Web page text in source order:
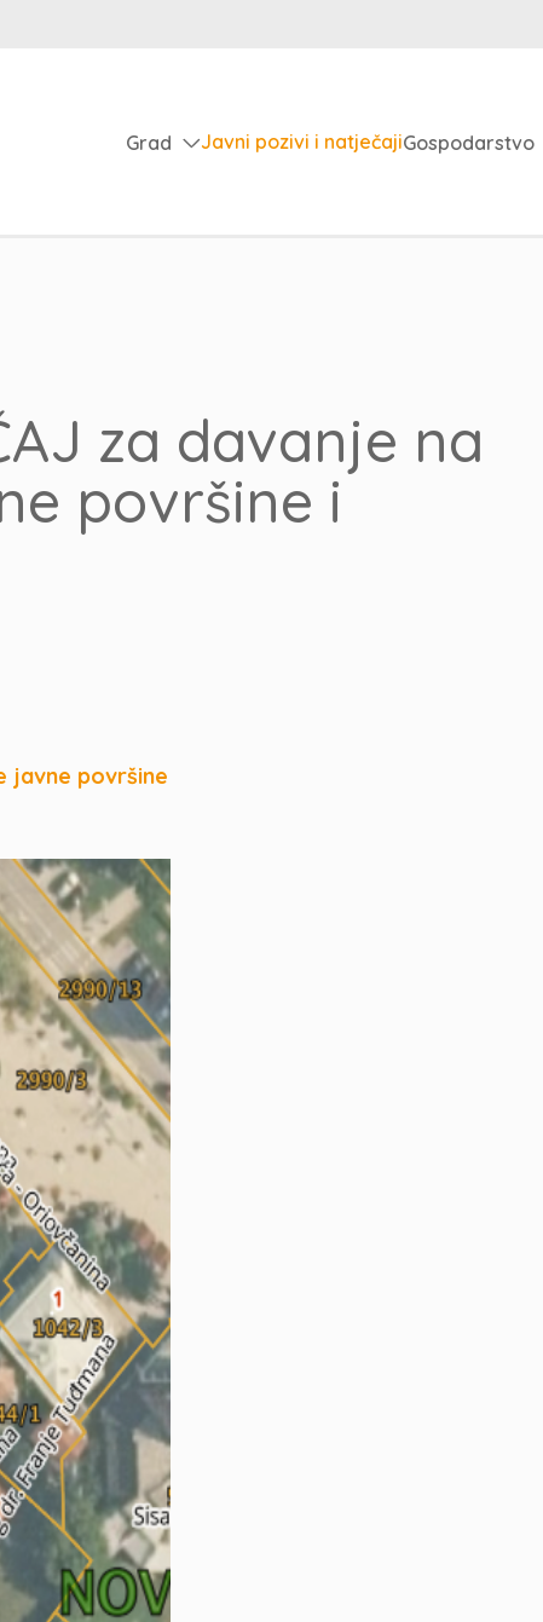
Grad Javni pozivi i natječajiGospodarstvo
za davanje na
površine i
javne površine